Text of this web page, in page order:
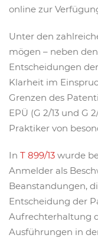
online zur
Unter den
mögen – neben
Entscheidungen
Klarheit im
Grenzen des
EPÜ (G 2/13 und G
Praktiker von
In T 899/13 wurde
Anmelder als
Beanstandungen,
Entscheidung der
Aufrechterhaltung
Ausführungen in